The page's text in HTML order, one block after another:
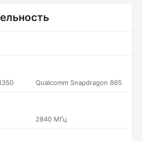
Qualcomm Snapdragon 865
2840 МГц